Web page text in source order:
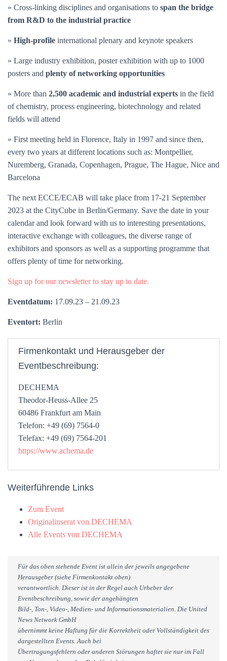
» Cross-linking disciplines and organisations to span the bridge
from R&D to the industrial practice
» High-profile international plenary and keynote speakers
» Large industry exhibition, poster exhibition with up to 1000
posters and plenty of networking opportunities
» More than 2,500 academic and industrial experts in the field
of chemistry, process engineering, biotechnology and related
fields will attend
» First meeting held in Florence, Italy in 1997 and since then,
every two years at different locations such as: Montpellier,
Nuremberg, Granada, Copenhagen, Prague, The Hague, Nice and
Barcelona
The next ECCE/ECAB will take place from 17-21 September
2023 at the CityCube in Berlin/Germany. Save the date in your
calendar and look forward with us to interesting presentations,
interactive exchange with colleagues, the diverse range of
exhibitors and sponsors as well as a supporting programme that
offers plenty of time for networking.
Sign up for our newsletter to stay up to date.
Eventdatum: 17.09.23 – 21.09.23
Eventort: Berlin
Firmenkontakt und Herausgeber der
Eventbeschreibung:
DECHEMA
Theodor-Heuss-Allee 25
60486 Frankfurt am Main
Telefon: +49 (69) 7564-0
Telefax: +49 (69) 7564-201
https://www.achema.de
Weiterführende Links
Zum Event
Originalinserat von DECHEMA
Alle Events von DECHEMA
Für das oben stehende Event ist allein der jeweils angegebene
Herausgeber (siehe Firmenkontakt oben)
verantwortlich. Dieser ist in der Regel auch Urheber der
Eventbeschreibung, sowie der angehängten
Bild-, Ton-, Video-, Medien- und Informationsmaterialien. Die United
News Network GmbH
übernimmt keine Haftung für die Korrektheit oder Vollständigkeit des
dargestellten Events. Auch bei
Übertragungsfehlern oder anderen Störungen haftet sie nur im Fall